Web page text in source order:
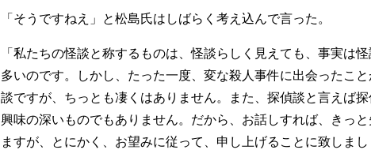
「そうですねえ」と松島氏はしばらく考え込んで言った。
「私たちの怪談と称するものは、怪談らしく見えても、事実は
多いのです。しかし、たった一度、変な殺人事件に出会ったこ
談ですが、ちっとも凄くはありません。また、探偵談と言えば
興味の深いものでもありません。だから、お話しすれば、きっ
ますが、とにかく、お望みに従って、申し上げることに致しまし